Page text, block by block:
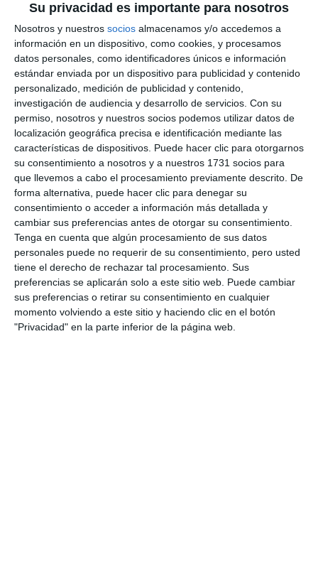
Su privacidad es importante para nosotros
Nosotros y nuestros socios almacenamos y/o accedemos a
información en un dispositivo, como cookies, y procesamos
datos personales, como identificadores únicos e información
estándar enviada por un dispositivo para publicidad y contenido
personalizado, medición de publicidad y contenido,
investigación de audiencia y desarrollo de servicios. Con su
permiso, nosotros y nuestros socios podemos utilizar datos de
localización geográfica precisa e identificación mediante las
características de dispositivos. Puede hacer clic para otorgarnos
su consentimiento a nosotros y a nuestros 1731 socios para
que llevemos a cabo el procesamiento previamente descrito. De
forma alternativa, puede hacer clic para denegar su
consentimiento o acceder a información más detallada y
cambiar sus preferencias antes de otorgar su consentimiento.
Tenga en cuenta que algún procesamiento de sus datos
personales puede no requerir de su consentimiento, pero usted
tiene el derecho de rechazar tal procesamiento. Sus
preferencias se aplicarán solo a este sitio web. Puede cambiar
sus preferencias o retirar su consentimiento en cualquier
momento volviendo a este sitio y haciendo clic en el botón
"Privacidad" en la parte inferior de la página web.
Francisco Jerez afirma que el
nuevo parque de bomberos
tendrá una “ubicación más
adecuada”
ACTUALIDAD
Vox asegura que “impulsa un
turismo de calidad” y “rompe
con la estacionalidad” en Mijas
VOX
Mijas pone el colofón al verano
con la celebración este
miércoles 25 del Día del Turista
ACTUALIDAD
Alumnos del programa Mitur
muestran los atractivos de Mijas
a turoperadores británicos